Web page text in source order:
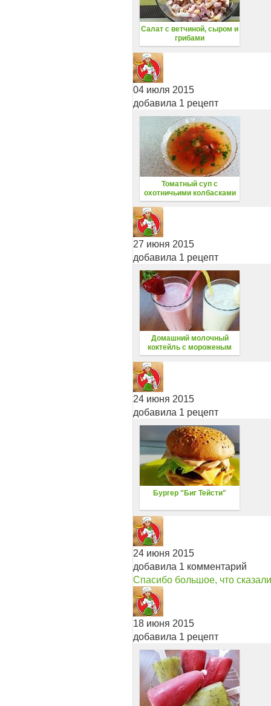
Салат с ветчиной, сыром и
грибами
04 июля 2015
добавила 1 рецепт
Томатный суп с
охотничьими колбасками
27 июня 2015
добавила 1 рецепт
Домашний молочный
коктейль с мороженым
24 июня 2015
добавила 1 рецепт
Бургер "Биг Тейсти"
24 июня 2015
добавила 1 комментарий
Спасибо большое, что
18 июня 2015
добавила 1 рецепт